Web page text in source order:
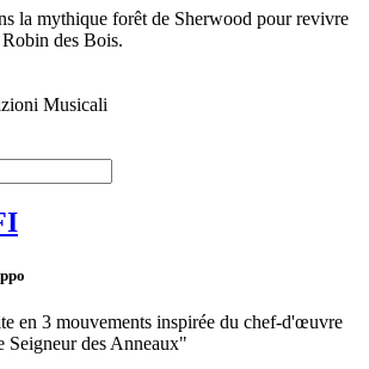
la mythique forêt de Sherwood pour revivre
des Bois.
Musicali
en 3 mouvements inspirée du chef-d'œuvre
Seigneur des Anneaux"